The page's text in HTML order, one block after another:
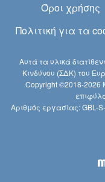
FooterΌροι χρήσης
Πολιτική για τα
Αυτά τα υλικά
Κινδύνου (ΣΔΚ) του
Copyright ©2018-2026
Αριθμός εργασίας: GBL-